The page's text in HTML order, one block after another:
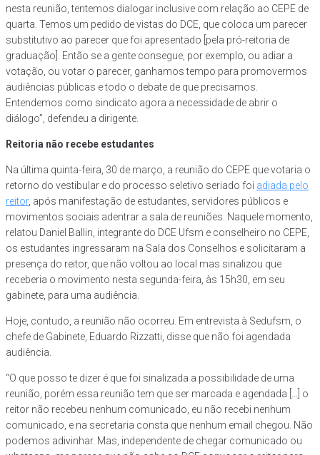
nesta reunião, tentemos dialogar inclusive com relação ao CEPE de
quarta. Temos um pedido de vistas do DCE, que coloca um parecer
substitutivo ao parecer que foi apresentado [pela pró-reitoria de
graduação]. Então se a gente consegue, por exemplo, ou adiar a
votação, ou votar o parecer, ganhamos tempo para promovermos
audiências públicas e todo o debate de que precisamos.
Entendemos como sindicato agora a necessidade de abrir o
diálogo”, defendeu a dirigente.
Reitoria não recebe estudantes
Na última quinta-feira, 30 de março, a reunião do CEPE que votaria o
retorno do vestibular e do processo seletivo seriado foi adiada pelo
reitor, após manifestação de estudantes, servidores públicos e
movimentos sociais adentrar a sala de reuniões. Naquele momento,
relatou Daniel Ballin, integrante do DCE Ufsm e conselheiro no CEPE,
os estudantes ingressaram na Sala dos Conselhos e solicitaram a
presença do reitor, que não voltou ao local mas sinalizou que
receberia o movimento nesta segunda-feira, às 15h30, em seu
gabinete, para uma audiência.
Hoje, contudo, a reunião não ocorreu. Em entrevista à Sedufsm, o
chefe de Gabinete, Eduardo Rizzatti, disse que não foi agendada
audiência.
“O que posso te dizer é que foi sinalizada a possibilidade de uma
reunião, porém essa reunião tem que ser marcada e agendada […] o
reitor não recebeu nenhum comunicado, eu não recebi nenhum
comunicado, e na secretaria consta que nenhum email chegou. Não
podemos adivinhar. Mas, independente de chegar comunicado ou